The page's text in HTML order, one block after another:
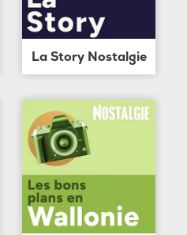
La Story Nostalgie